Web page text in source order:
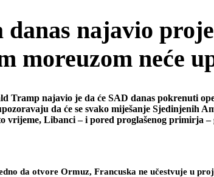
danas najavio
moreuzom neće
Tramp najavio je da će SAD danas pokrenuti
da će se svako miješanje Sjedinjenih
vrijeme, Libanci – i pored proglašenog primirja –
da otvore Ormuz, Francuska ne učestvuje u